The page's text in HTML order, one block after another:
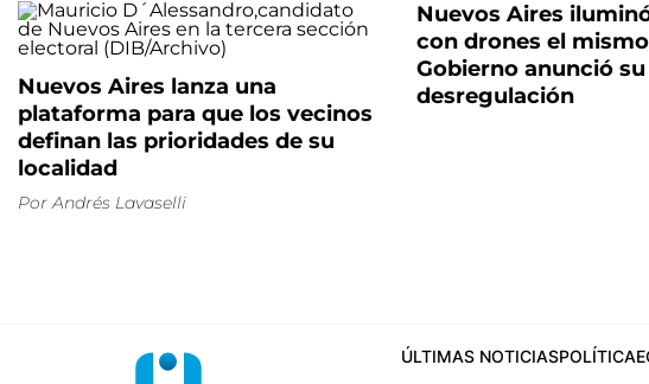
Nuevos Aires lanza una
plataforma para que los vecinos
definan las prioridades de su
localidad
Por Andrés Lavaselli
Nuevos Aires
con drones el
Gobierno anunció su
desregulación
ÚLTIMAS NOTICIASPOLÍTICA